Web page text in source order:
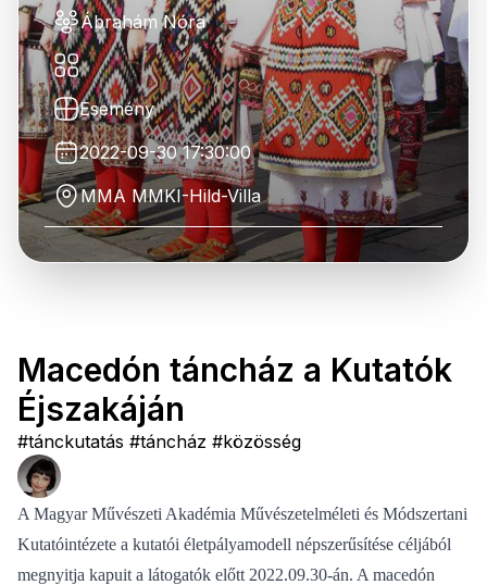
Ábrahám Nóra
Esemény
2022-09-30 17:30:00
MMA MMKI-Hild-Villa
Macedón táncház a Kutatók
Éjszakáján
#tánckutatás #táncház #közösség
A Magyar Művészeti Akadémia Művészetelméleti és Módszertani
Kutatóintézete a kutatói életpályamodell népszerűsítése céljából
megnyitja kapuit a látogatók előtt 2022.09.30-án. A macedón